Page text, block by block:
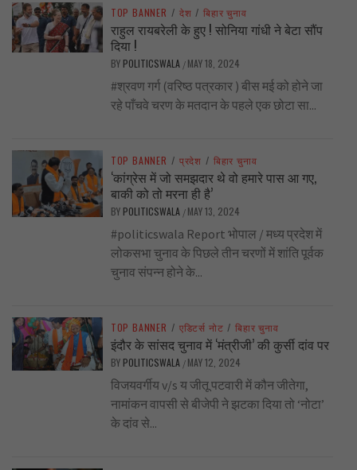
TOP BANNER / देश / बिहार चुनाव
राहुल रायबरेली के हुए ! सोनिया गांधी ने बेटा सौंप
दिया !
BY POLITICSWALA / MAY 18, 2024
#श्रवण गर्ग (वरिष्ठ पत्रकार ) बीस मई को होने जा
रहे पाँचवे चरण के मतदान के पहले एक छोटा सा...
TOP BANNER / प्रदेश / बिहार चुनाव
‘कांग्रेस में जो समझदार थे वो हमारे पास आ गए,
बाकी को तो मरना ही है’
BY POLITICSWALA / MAY 13, 2024
#politicswala Report भोपाल / मध्य प्रदेश में
लोकसभा चुनाव के पिछले तीन चरणों में शांति पूर्वक
चुनाव संपन्न होने के...
TOP BANNER / एडिटर्स नोट / बिहार चुनाव
इंदौर के सांसद चुनाव में ‘मंत्रीजी’ की कुर्सी दांव पर
BY POLITICSWALA / MAY 12, 2024
विजयवर्गीय v/s य जीतू पटवारी में कौन जीतेगा,
नामांकन वापसी से बीजेपी ने झटका दिया तो ‘नोटा’
के दांव से...